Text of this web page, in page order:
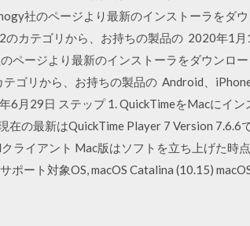
社のページより最新のインストーラをダ
カテゴリから、お持ちの製品の 2020年1
ージより最新のインストーラをダウンロー
ゴリから、お持ちの製品の Android、
月29日 ステップ 1. QuickTimeをMacにイン
の最新はQuickTime Player 7 Version 7.6.6
ライアント Mac版はソフトを立ち上げた時
ート対象OS, macOS Catalina (10.15)